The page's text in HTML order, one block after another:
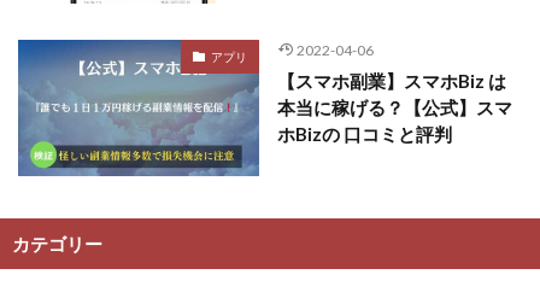
アプリ 2022-04-06
【スマホ副業】スマホBiz は
本当に稼げる？【公式】スマ
ホBizの 口コミと評判
カテゴリー